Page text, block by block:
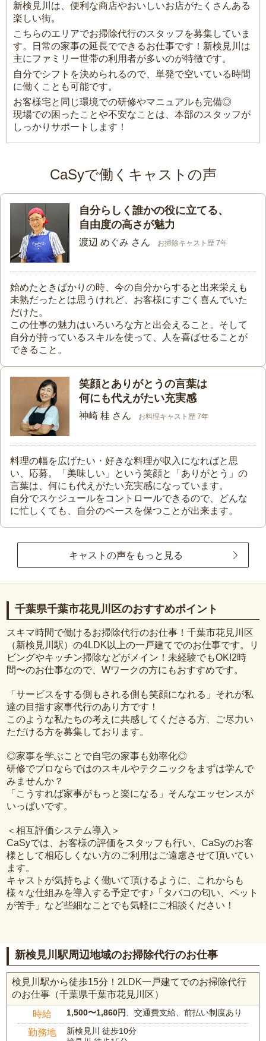
新検見川は、便利な商店やおいしいお店がたくさんある
楽しい街。
こちらのエリアでお掃除代行のスタッフを募集していま
す。日常の家事の延長でできるお仕事です！新検見川は
主にファミリー世帯の利用者が多いのが特徴です。
自分でシフトを決められるので、単発で空いている時間
に働くことも可能です。
お客様宅と同じ環境での研修やマニュアルも完備◎
現場での困ったことや不安なことは、本部のスタッフが
しっかりサポートします！
CaSyで働くキャストの声
自分らしく誰かの役に立てる、
自由度の高さが魅力
渡辺 めぐみ さん お掃除キャスト歴 7年
始めたときばかりの時、今の自分からすると出来栄えも
未熟だったとは思うけれど、お客様にすごく喜んでいた
だけた。
この仕事の魅力はいろいろな方と出会えること。そして
自分が持っているスキルを使って、人を喜ばせることが
できること。
笑顔とありがとうの言葉は
何にも代えがたい充実感
神崎 桂 さん お料理キャスト歴 7年
料理の幅を広げたい・好きな料理が収入になればと思
い、応募。「美味しい」という笑顔と「ありがとう」の
言葉は、何にも代えがたい充実感になっています。
自分でスケジュールをコントロールできるので、どんな
に忙しくても、自分のペースを保つことが出来ます。
キャストの声をもっと見る
千葉県千葉市花見川区のおすすめポイント
スキマ時間で働けるお掃除代行のお仕事！千葉市花見川区
（新検見川駅）の4LDK以上の一戸建てでのお仕事です。リ
ビングやキッチン掃除などがメイン！未経験でもOK!2時
間〜のお仕事なので、Wワークの方にもおすすめです。
「サービスをする側もされる側も笑顔になれる」それが私
達の目指す家事代行のあり方です！
このような私たちの考えに共感してくださる方、ご尽力い
ただける方を募集しております。
◎家事を学ぶことで自宅の家事も効率化◎
研修でプロならではのスキルやテクニックをまずは学んで
みませんか？
「こうすれば家事がもっと楽になる」そんなエッセンスが
いっぱいです。
＜相互評価システム導入＞
CaSyでは、お客様の評価をスタッフも行い、CaSyのお客
様として相応しくない方のご利用はご遠慮させて頂いてい
ます。
キャストが気持ちよく働いて頂けるように、これからも
様々な仕組みを導入する予定です♪「タバコの匂い、ペット
が苦手」など些細なことでも気軽にご相談ください！
新検見川駅周辺地域のお掃除代行のお仕事
検見川駅から徒歩15分！2LDK一戸建てでのお掃除代行
のお仕事（千葉県千葉市花見川区）
時給 1,500〜1,860円、交通費支給、前払い制度あり
勤務地
新検見川 徒歩10分